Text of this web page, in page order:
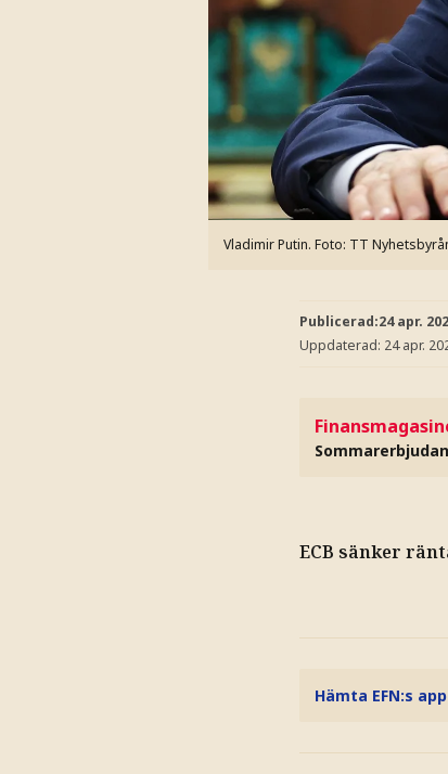
Vladimir Putin. Foto: TT
Publicerad:24 apr.
Uppdaterad: 24 apr.
ECB sänker
Hämta EFN:s